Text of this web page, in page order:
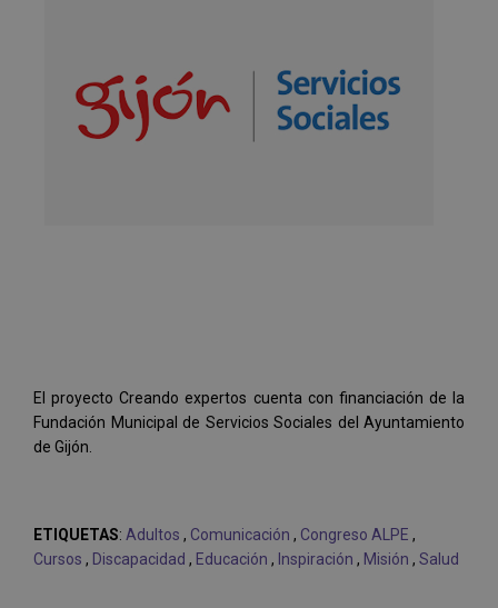
El proyecto Creando expertos cuenta con financiación de la
Fundación Municipal de Servicios Sociales del Ayuntamiento
de Gijón.
ETIQUETAS: Adultos , Comunicación , Congreso ALPE ,
Cursos , Discapacidad , Educación , Inspiración , Misión , Salud